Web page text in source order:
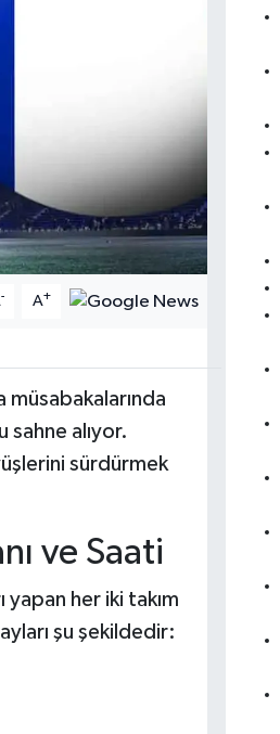
- A+
müsabakalarında
sahne alıyor.
sürdürmek
ve Saati
yapan her iki takım
şu şekildedir: